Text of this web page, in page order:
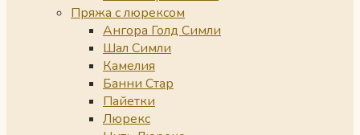
Пряжа с люрексом
Ангора Голд Симли
Шал Симли
Камелия
Банни Стар
Пайетки
Люрекс